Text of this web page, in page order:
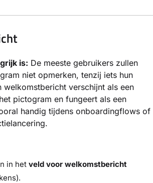
is: De meeste gebruikers zullen
niet opmerken, tenzij iets hun
welkomstbericht verschijnt als een
pictogram en fungeert als een
handig tijdens onboardingflows of
in het veld voor welkomstbericht